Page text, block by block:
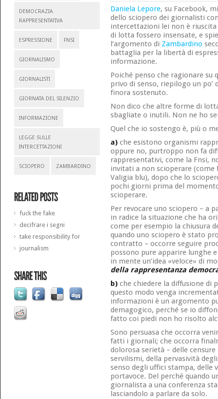
DEMOCRAZIA
RAPPRESENTATIVA
ESPRESSIONE FNSI
GIORNALISMO
GIORNALISTI
GIORNATA DEL SILENZIO
INFORMAZIONE
LEGGE SULLE
INTERCETTAZIONI
SCIOPERO ZAMBARDINO
fuck the fake
decifrare i segni
take responsibility for
journalism
Daniela Lepore, su Facebook,
dello sciopero dei giornalisti
intercettazioni lei non è
di lotta fossero insensate, e
l’argomento di Zambardino
battaglia per la libertà di
informazione.
Poiché penso che ragionare su
privo di senso, riepilogo un
finora sostenuto.
Non dico che altre forme di
sbagliate o inutili. Non ne ho
Quel che io sostengo è, più o
a)che esistono organismi
oppure no, purtroppo non fa
rappresentativi, come la Fnsi,
invitati a non scioperare
Valigia blu), dopo che lo
pochi giorni prima del
scioperare.
Per revocare uno sciopero – a
in radice la situazione che ha
come per esempio la chiusura
quando uno sciopero è stato
contratto – occorre seguire
possono pure apparire lunghe
in mente un’idea «veloce» di
della rappresentanza
b)che chiedere la diffusione di
questo modo venga
informazioni è un argomento
demagogico, perché se io
fatto coi piedi non ho risolto
Sono persuasa che occorra
fatti i giornali; che occorra
dolorosa serietà – delle
servilismi, della pervasività
senso degli uffici stampa, delle
portavoce. Del perché quando
giornalista a una conferenza
lasciandolo a parlare da solo.